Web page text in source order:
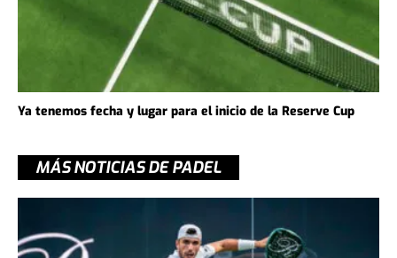
Ya tenemos fecha y lugar para el inicio de la Reserve Cup
MÁS NOTICIAS DE PADEL